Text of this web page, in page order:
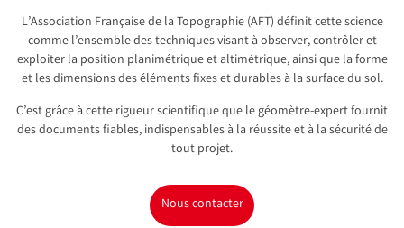
L’Association Française de la Topographie (AFT) définit cette science
comme l’ensemble des techniques visant à observer, contrôler et
exploiter la position planimétrique et altimétrique, ainsi que la forme
et les dimensions des éléments fixes et durables à la surface du sol.
C’est grâce à cette rigueur scientifique que le géomètre-expert fournit
des documents fiables, indispensables à la réussite et à la sécurité de
tout projet.
Nous contacter